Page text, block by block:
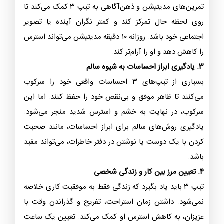
تمرین‌های مدیتیشن و ذهن‌آگاهی به تیپ ۳ کمک می‌کند تا
روی لحظه حال تمرکز کند و کمتر نگران آینده یا تصویر
اجتماعی خود باشد. روزانه ۱۰ دقیقه مدیتیشن می‌تواند استرس
را کاهش دهد و او را آرام‌تر کند.
۳. یادگیری ابراز احساسات به شیوه سالم
بسیاری از تیپ‌های ۳ احساسات واقعی خود را سرکوب
می‌کنند تا ظاهر موفق و بی‌نقص خود را حفظ کنند. اما این
سرکوب، در نهایت به خشم و استرس شدید منجر می‌شود.
یادگیری روش‌های سالم برای ابراز احساسات، مانند صحبت
کردن با یک دوست یا نوشتن در دفتر خاطرات، می‌تواند مفید
باشد.
۴. تعیین مرز بین کار و زندگی شخصی
تیپ ۳ باید یاد بگیرد که زندگی فقط به موفقیت کاری خلاصه
نمی‌شود. داشتن زمان استراحت، تفریح و گذراندن وقت با
عزیزان، به کاهش استرس او کمک می‌کند. تعیین یک ساعت